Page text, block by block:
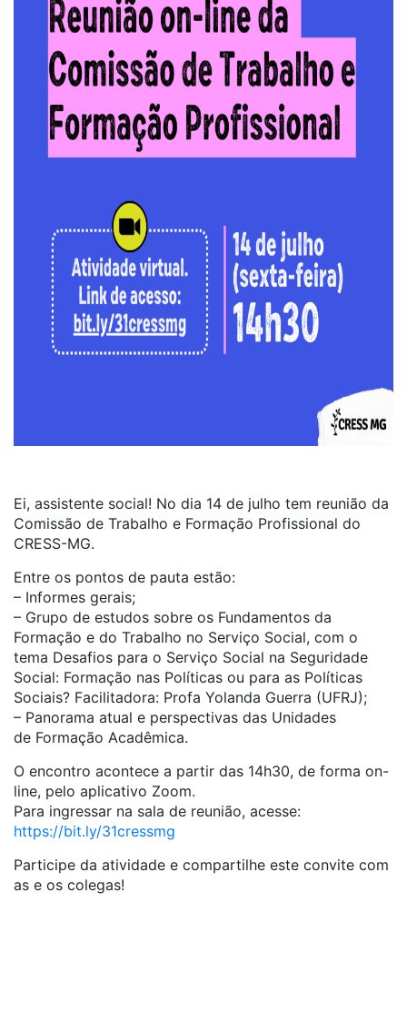
Ei, assistente social! No dia 14 de julho tem reunião da
Comissão de Trabalho e Formação Profissional do
CRESS-MG.
Entre os pontos de pauta estão:
– Informes gerais;
– Grupo de estudos sobre os Fundamentos da
Formação e do Trabalho no Serviço Social, com o
tema Desafios para o Serviço Social na Seguridade
Social: Formação nas Políticas ou para as Políticas
Sociais? Facilitadora: Profa Yolanda Guerra (UFRJ);
– Panorama atual e perspectivas das Unidades
de Formação Acadêmica.
O encontro acontece a partir das 14h30, de forma on-
line, pelo aplicativo Zoom.
Para ingressar na sala de reunião, acesse:
https://bit.ly/31cressmg
Participe da atividade e compartilhe este convite com
as e os colegas!